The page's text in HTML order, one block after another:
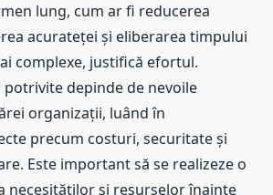
lung, cum ar fi reducerea
acurateței și eliberarea timpului
complexe, justifică efortul.
potrivite depinde de nevoile
organizații, luând în
precum costuri, securitate și
Este important să se realizeze o
necesităților și resurselor înainte